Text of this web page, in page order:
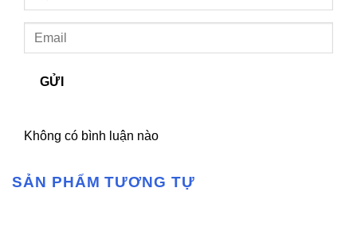
GỬI
Không có bình luận nào
SẢN PHẨM TƯƠNG TỰ